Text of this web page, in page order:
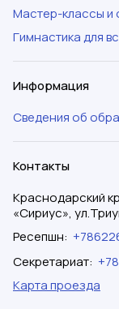
Мастер-классы и
Гимнастика для
Информация
Сведения об
Контакты
Краснодарский
«Сириус»,
Ресепшн:
Секретариат:
Карта проезда